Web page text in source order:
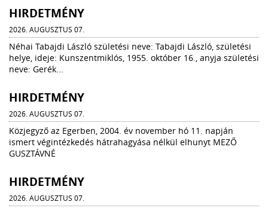
HIRDETMÉNY
2026. AUGUSZTUS 07.
Néhai Tabajdi László születési neve: Tabajdi László, születési
helye, ideje: Kunszentmiklós, 1955. október 16., anyja születési
neve: Gerék...
HIRDETMÉNY
2026. AUGUSZTUS 07.
Közjegyző az Egerben, 2004. év november hó 11. napján
ismert végintézkedés hátrahagyása nélkül elhunyt MEZŐ
GUSZTÁVNÉ
HIRDETMÉNY
2026. AUGUSZTUS 07.